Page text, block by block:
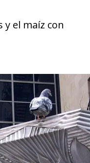
y el maíz con